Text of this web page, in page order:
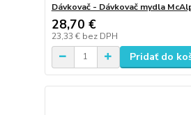
Dávkovač - Dávkovač mydla
28,70 €
23,33 € bez DPH
Pridať do